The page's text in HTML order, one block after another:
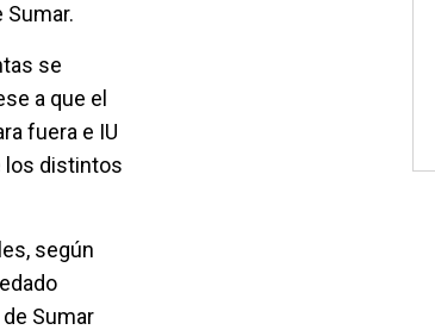
Sumar.
se
a que el
fuera e IU
los distintos
según
Sumar